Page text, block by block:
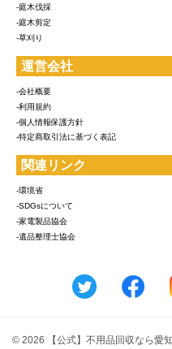
-庭木伐採
-庭木剪定
-草刈り
運営会社
-会社概要
-利用規約
-個人情報保護方針
-特定商取引法に基づく表記
関連リンク
-環境省
-SDGsについて
-家電製品協会
-遺品整理士協会
© 2026 【公式】不用品回収なら愛